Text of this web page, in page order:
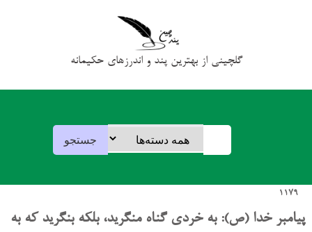
گلچینی از بهترین پند و اندرزهای حکیمانه
1179
پیامبر خدا (ص): به خردی گناه منگرید، بلکه بنگرید که به